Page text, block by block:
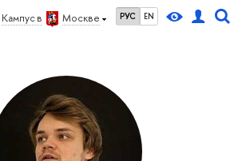
Кампус в Москве РУС EN